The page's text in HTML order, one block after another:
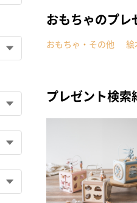
おもちゃのプレ
おもちゃ・その他 絵
プレゼント検索